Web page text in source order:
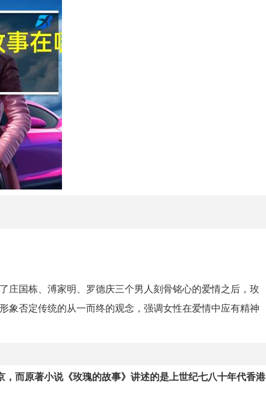
庄国栋、溥家明、罗德庆三个男人刻骨铭心的爱情之后，玫
象否定传统的从一而终的观念，强调女性在爱情中应有精神
而原著小说《玫瑰的故事》讲述的是上世纪七八十年代香港